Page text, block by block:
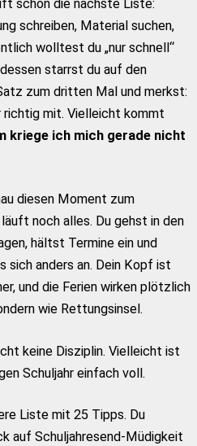
schon die nächste Liste:
schreiben, Material suchen,
wolltest du „nur schnell“
starrst du auf den
zum dritten Mal und merkst:
mit. Vielleicht kommt
kriege ich mich gerade nicht
diesen Moment zum
noch alles. Du gehst in den
hältst Termine ein und
sich anders an. Dein Kopf ist
und die Ferien wirken plötzlich
wie Rettungsinsel.
keine Disziplin. Vielleicht ist
Schuljahr einfach voll.
Liste mit 25 Tipps. Du
auf Schuljahresend-Müdigkeit